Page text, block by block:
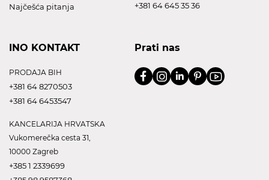
Najčešća pitanja
+381 64 645 35 36
INO KONTAKT
PRODAJA BIH
+381 64 8270503
+381 64 6453547
KANCELARIJA HRVATSKA
Vukomerečka cesta 31,
10000 Zagreb
+385 1 2339699
Prati nas